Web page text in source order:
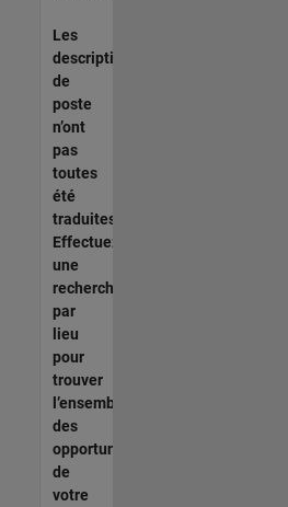
Les
descriptions
de
poste
n’ont
pas
toutes
été
traduites.
Effectuez
une
recherche
par
lieu
pour
trouver
l’ensemble
des
opportunités
de
votre